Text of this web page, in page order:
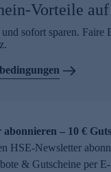
Vorteile
sofort sparen. Faire
abonnieren – 10 €
HSE-Newsletter
& Gutscheine per